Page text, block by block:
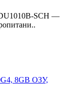
SCH —